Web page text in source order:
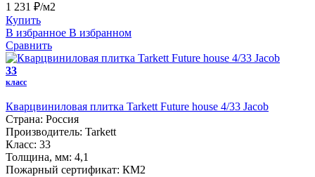
1 231 ₽/м2
Купить
В избранное В избранном
Сравнить
33
класс
Кварцвиниловая плитка Tarkett Future house 4/33 Jacob
Страна: Россия
Производитель: Tarkett
Класс: 33
Толщина, мм: 4,1
Пожарный сертификат: КМ2